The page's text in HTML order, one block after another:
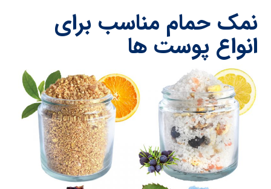
نمک حمام مناسب برای
انواع پوست ها